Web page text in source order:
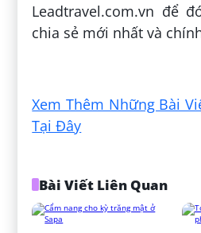
Leadtravel.com.vn để
chia sẻ mới nhất và
Xem Thêm Những Bài
Tại Đây
Bài Viết Liên Quan